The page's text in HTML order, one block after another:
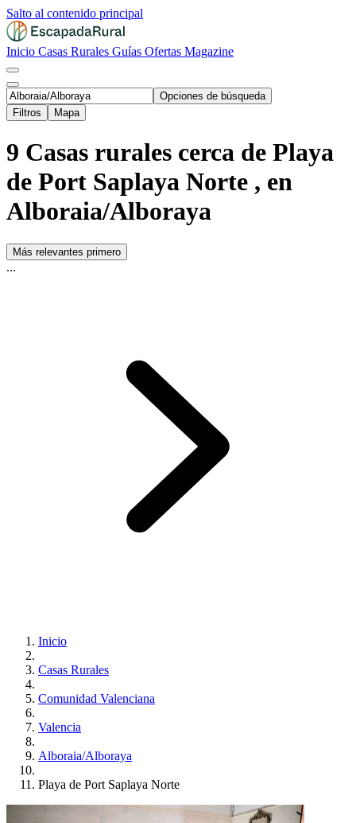
Salto al contenido principal
Inicio Casas Rurales Guías Ofertas Magazine
Opciones de búsqueda
Filtros
Mapa
9 Casas rurales cerca de Playa
de Port Saplaya Norte , en
Alboraia/Alboraya
Más relevantes primero
...
Inicio
Casas Rurales
Comunidad Valenciana
Valencia
Alboraia/Alboraya
Playa de Port Saplaya Norte